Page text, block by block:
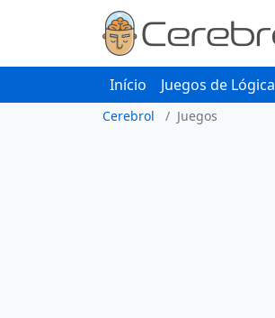
Início Juegos de Lógica
Cerebrol Juegos